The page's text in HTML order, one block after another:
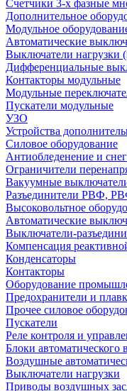
Счетчики 3-х фазные
Дополнительное
Модульное
Автоматические
Выключатели нагрузки
Дифференциальные
Контакторы модульные
Модульные
Пускатели модульные
УЗО
Устройства
Силовое оборудование
Антиобледенение и
Ограничители
Вакуумные
Разъединители РВФ,
Высоковольтное
Автоматические
Выключатели-
Компенсация
Конденсаторы
Контакторы
Оборудование
Предохранители и
Прочее силовое
Пускатели
Реле контроля и
Блоки
Воздушные
Выключатели нагрузки
Приводы воздушных